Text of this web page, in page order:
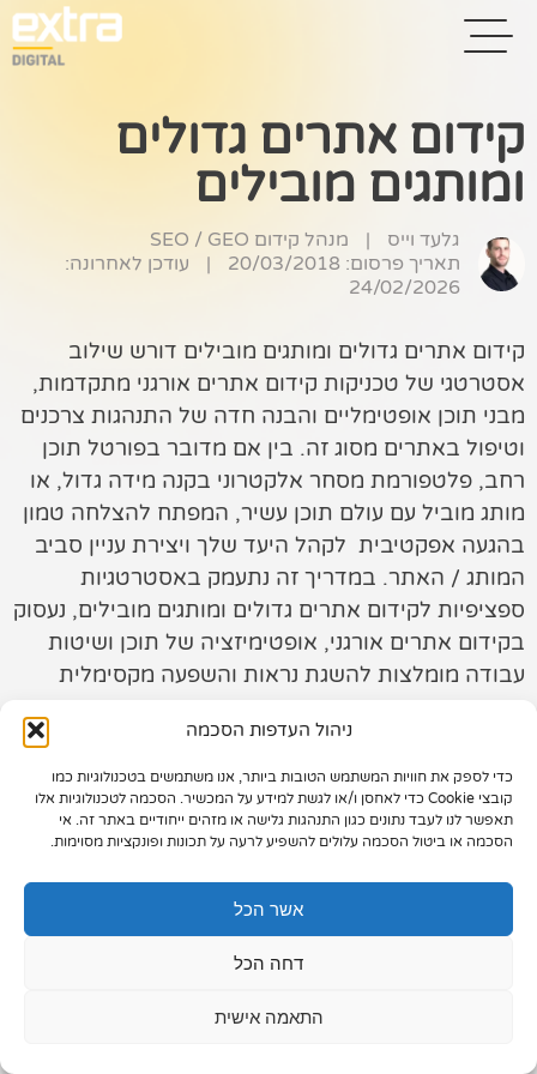
ניהול העדפות הסכמה
כדי לספק את חוויות המשתמש הטובות ביותר, אנו משתמשים בטכנולוגיות כמו
קובצי Cookie כדי לאחסן ו/או לגשת למידע על המכשיר. הסכמה לטכנולוגיות אלו
תאפשר לנו לעבד נתונים כגון התנהגות גלישה או מזהים ייחודיים באתר זה. אי
הסכמה או ביטול הסכמה עלולים להשפיע לרעה על תכונות ופונקציות מסוימות.
אשר הכל
דחה הכל
התאמה אישית
בית
בניית אתרים
קידום אתרים
פרסום בגוגל
רשתות חברתיות
שיווק לאתרי
סחר
קייס סטאדי
תיק עבודות
צור קשר
073-7028000
הפלד 7, חולון
info@extra.co.il
קידום אתרים גדולים
ומותגים מובילים
גלעד וייס |
מנהל קידום SEO / GEO
תאריך פרסום: 20/03/2018
|
עודכן לאחרונה:
24/02/2026
קידום אתרים גדולים ומותגים מובילים דורש שילוב
אסטרטגי של טכניקות קידום אתרים אורגני מתקדמות,
מבני תוכן אופטימליים והבנה חדה של התנהגות צרכנים
וטיפול באתרים מסוג זה. בין אם מדובר בפורטל תוכן
רחב, פלטפורמת מסחר אלקטרוני בקנה מידה גדול, או
מותג מוביל עם עולם תוכן עשיר, המפתח להצלחה טמון
בהגעה אפקטיבית לקהל היעד שלך ויצירת עניין סביב
המותג / האתר. במדריך זה נתעמק באסטרטגיות
ספציפיות לקידום אתרים גדולים ומותגים מובילים, נעסוק
בקידום אתרים אורגני, אופטימיזציה של תוכן ושיטות
עבודה מומלצות להשגת נראות והשפעה מקסימלית